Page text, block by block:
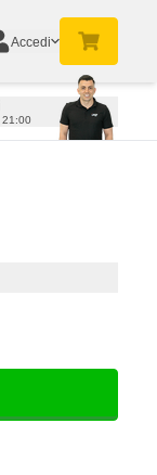
Accedi
21:00